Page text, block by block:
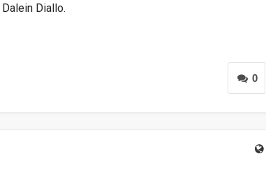
Diallo.
0